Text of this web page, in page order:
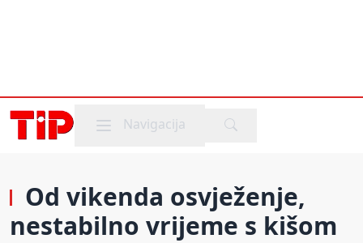
Mobile menu
Navigacija
Od vikenda osvježenje,
nestabilno vrijeme s kišom